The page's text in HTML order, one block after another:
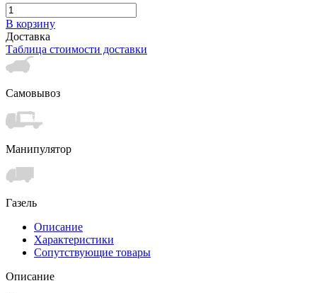
В корзину
Доставка
Таблица стоимости доставки
Самовывоз
Манипулятор
Газель
Описание
Характеристики
Сопутствующие товары
Описание